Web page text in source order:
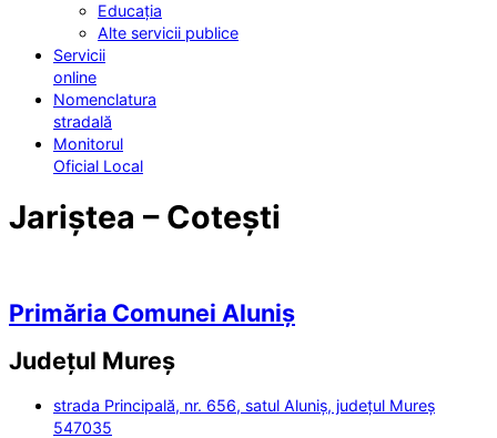
Educația
Alte servicii publice
Servicii
online
Nomenclatura
stradală
Monitorul
Oficial Local
Jariștea – Cotești
Primăria Comunei Aluniș
Județul Mureș
strada Principală, nr. 656, satul Aluniș, județul Mureș
547035